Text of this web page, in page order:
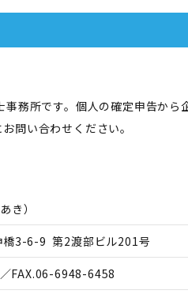
務所です。個人の確定申告か
問い合わせください。
き）
橋3-6-9 第2渡部ビル201号
／FAX.06-6948-6458